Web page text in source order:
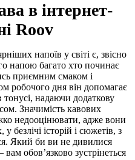
в інтернет-
Roov
напоїв у світі є, звісно
напою багато хто починає
приємним смаком і
робочого дня він допомагає
тонусі, надаючи додаткову
Значимість кавових
недооцінювати, адже вони
безлічі історій і сюжетів, з
Який би ви не дивилися
обов’язково зустрінеться